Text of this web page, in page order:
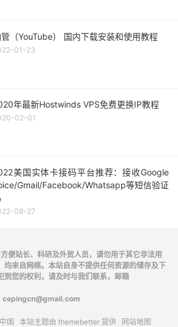
（YouTube） 国内下载安装和使用教程
01-23
年最新Hostwinds VPS免费更换IP教程
02-01
美国实体卡接码平台推荐：接收Google
Gmail/Facebook/Whatsapp等短信验证
08-27
方便站长、科研及外贸人员，请勿用于其它非法用
均来自网络。本站自身不提供任何资源的储存及下
到您的权利，请及时与我们联系，邮箱
cepingcn@gmail.com
国 本站主题由 themebetter 提供 网站地图